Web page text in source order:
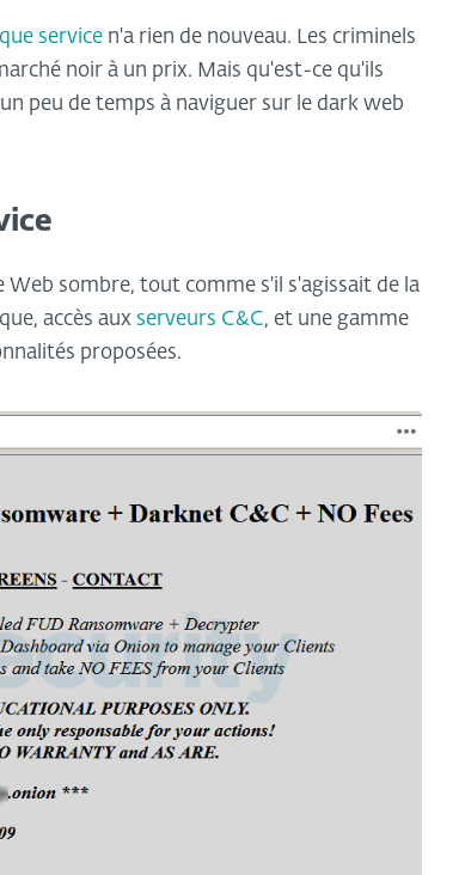
service n'a rien de nouveau. Les criminels
noir à un prix. Mais qu'est-ce qu'ils
peu de temps à naviguer sur le dark web
sombre, tout comme s'il s'agissait de la
accès aux serveurs C&C, et une gamme
proposées.